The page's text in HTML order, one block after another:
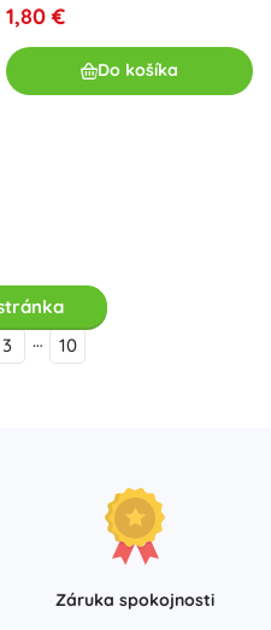
1,80 €
Do košíka
3 … 10
Záruka spokojnosti